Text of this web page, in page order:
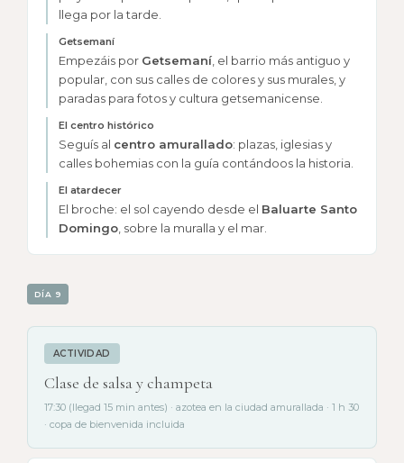
llega por la tarde.
Getsemaní
Empezáis por Getsemaní , el barrio más antiguo y
popular, con sus calles de colores y sus murales, y
paradas para fotos y cultura getsemanicense.
El centro histórico
Seguís al centro amurallado: plazas, iglesias y
calles bohemias con la guía contándoos la historia.
El atardecer
El broche: el sol cayendo desde el Baluarte Santo
Domingo , sobre la muralla y el mar.
DÍA 9
ACTIVIDAD
Clase de salsa y champeta
17:30 (llegad 15 min antes) · azotea en la ciudad amurallada · 1 h 30
· copa de bienvenida incluida